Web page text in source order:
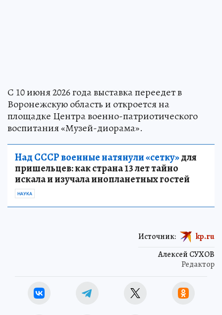
С 10 июня 2026 года выставка переедет в
Воронежскую область и откроется на
площадке Центра военно-патриотического
воспитания «Музей-диорама».
Над СССР военные натянули «сетку»для
пришельцев: как страна 13 лет тайно
искала и изучала инопланетных гостей
НАУКА
Алексей СУХОВ
Редактор
Источник: kp.ru